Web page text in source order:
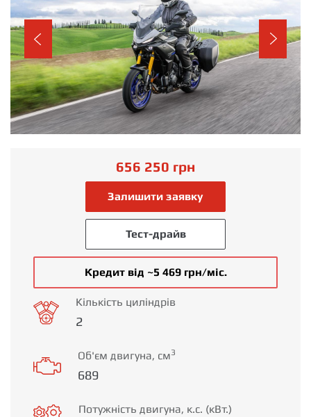
656 250 грн
Залишити заявку
Тест-драйв
Кредит від ~5 469 грн/міс.
Кількість циліндрів
2
Об'єм двигуна, см3
689
Потужність двигуна, к.с. (кВт.)